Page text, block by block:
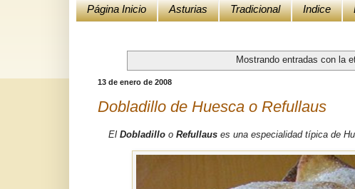
Página Inicio Asturias Tradicional Indice
Mostrando entradas con la
13 de enero de 2008
Dobladillo de Huesca o Refullaus
El Dobladillo o Refullaus es una especialidad típica de